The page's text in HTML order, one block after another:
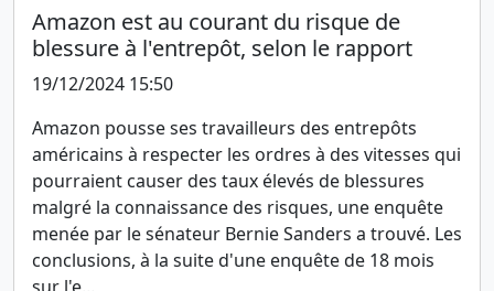
Amazon est au courant du risque de
blessure à l'entrepôt, selon le rapport
19/12/2024 15:50
Amazon pousse ses travailleurs des entrepôts
américains à respecter les ordres à des vitesses qui
pourraient causer des taux élevés de blessures
malgré la connaissance des risques, une enquête
menée par le sénateur Bernie Sanders a trouvé. Les
conclusions, à la suite d'une enquête de 18 mois
sur l'e...